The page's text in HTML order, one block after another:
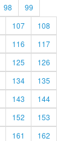
98
99
107
108
116
117
125
126
134
135
143
144
152
153
161
162